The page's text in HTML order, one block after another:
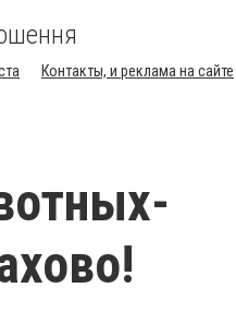
Контакты, и реклама на сайте